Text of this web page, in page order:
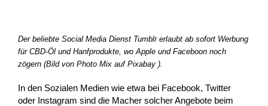
Der beliebte Social Media Dienst Tumblr erlaubt ab sofort Werbung
für CBD-Öl und Hanfprodukte, wo Apple und Faceboon noch
zögern (Bild von Photo Mix auf Pixabay ).
In den Sozialen Medien wie etwa bei Facebook, Twitter
oder Instagram sind die Macher solcher Angebote beim